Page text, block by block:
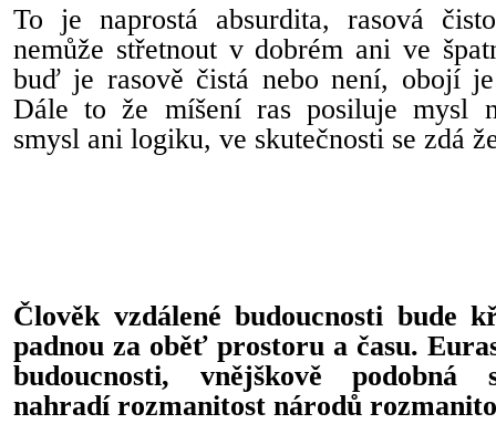
To je naprostá absurdita, rasová
nemůže střetnout v dobrém ani ve
buď je rasově čistá nebo není, obojí
Dále to že míšení ras posiluje mysl
smysl ani logiku, ve skutečnosti se zdá
Člověk vzdálené budoucnosti bude
padnou za oběť prostoru a času.
budoucnosti, vnějškově podobná
nahradí rozmanitost národů